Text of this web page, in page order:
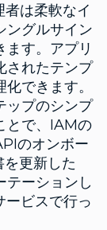
は柔軟なイ
ングルサイン
ます。アプリ
されたテンプ
できます。
ップのシンプ
とで、IAMの
のオンボー
更新した
テーションし
ビスで行っ